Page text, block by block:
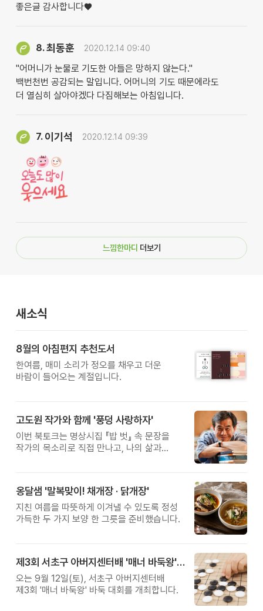
좋은글 감사합니다♥
8.최동훈 2020.12.14 09:40
"어머니가 눈물로 기도한 아들은 망하지 않는다."
백번천번 공감되는 말입니다. 어머니의 기도 때문에라도
더 열심히 살아야겠다 다짐해보는 아침입니다.
7. 이기석 2020.12.14 09:39
느낌한마디 더보기
새소식
8월의 아침편지 추천도서
한여름, 매미 소리가 정오를 채우고 더운
바람이 들어오는 계절입니다.
고도원 작가와 함께 '풍덩 사랑하자'
이번 북토크는 명상시집 『밥 벗』 속 문장을
작가의 목소리로 직접 만나고, 나의 삶과
옹달샘 '말복맞이! 채개장 · 닭개장'
지친 여름을 따뜻하게 이겨낼 수 있도록 정성
가득한 두 가지 보양 한 그릇을 준비했습니다.
제3회 서초구 아버지센터배 '매너 바둑왕' 대회
오는 9월 12일(토), 서초구 아버지센터배
제3회 '매너 바둑왕' 바둑 대회를 개최합니다.